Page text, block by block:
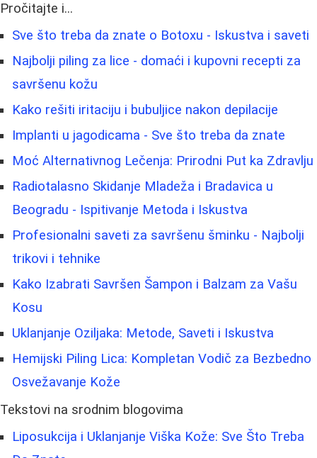
Pročitajte i...
Sve što treba da znate o Botoxu - Iskustva i saveti
Najbolji piling za lice - domaći i kupovni recepti za
savršenu kožu
Kako rešiti iritaciju i bubuljice nakon depilacije
Implanti u jagodicama - Sve što treba da znate
Moć Alternativnog Lečenja: Prirodni Put ka Zdravlju
Radiotalasno Skidanje Mladeža i Bradavica u
Beogradu - Ispitivanje Metoda i Iskustva
Profesionalni saveti za savršenu šminku - Najbolji
trikovi i tehnike
Kako Izabrati Savršen Šampon i Balzam za Vašu
Kosu
Uklanjanje Oziljaka: Metode, Saveti i Iskustva
Hemijski Piling Lica: Kompletan Vodič za Bezbedno
Osvežavanje Kože
Tekstovi na srodnim blogovima
Liposukcija i Uklanjanje Viška Kože: Sve Što Treba